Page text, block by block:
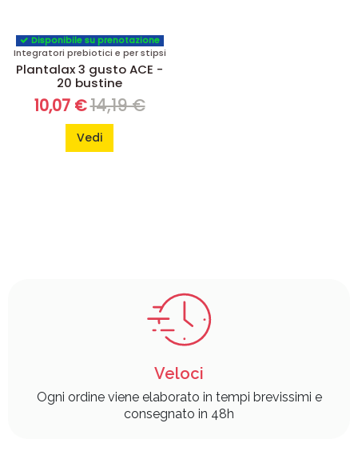
Disponibile su prenotazione
Integratori prebiotici e per stipsi
Plantalax 3 gusto ACE -
20 bustine
10,07 €14,19 €
Vedi
Veloci
Ogni ordine viene elaborato in tempi brevissimi e
consegnato in 48h